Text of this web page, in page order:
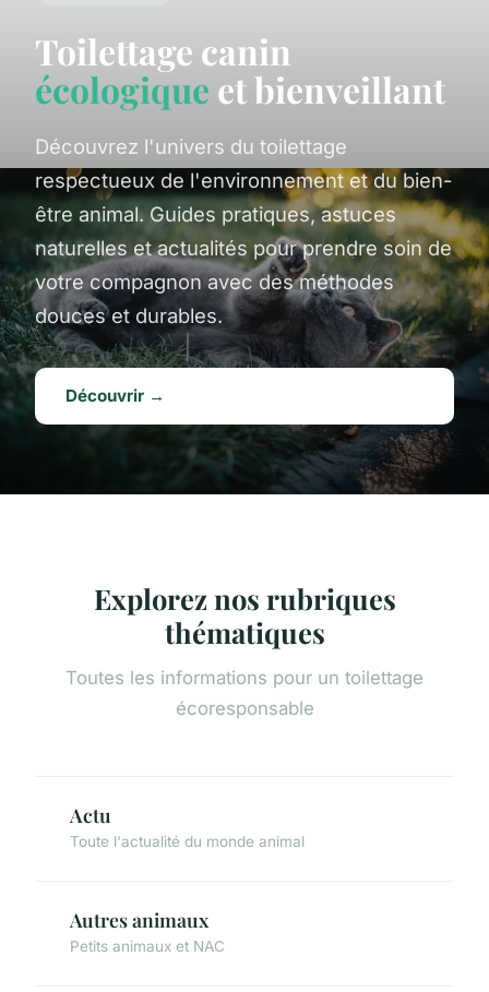
Toilettage canin
écologique et bienveillant
Découvrez l'univers du toilettage
respectueux de l'environnement et du bien-
être animal. Guides pratiques, astuces
naturelles et actualités pour prendre soin de
votre compagnon avec des méthodes
douces et durables.
Découvrir →
Explorez nos rubriques
thématiques
Toutes les informations pour un toilettage
écoresponsable
Actu
Toute l'actualité du monde animal
Autres animaux
Petits animaux et NAC